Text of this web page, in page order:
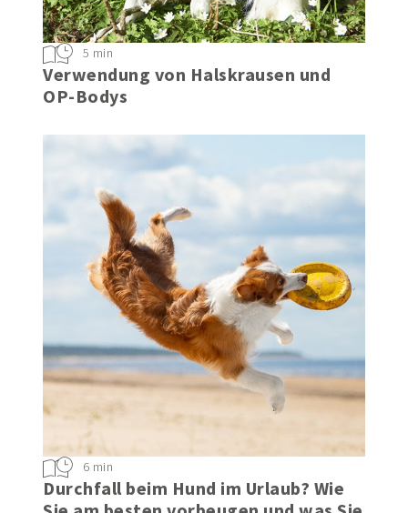
Verwendung von Halskrausen und
OP-Bodys
5 min
Durchfall beim Hund im Urlaub? Wie
6 min